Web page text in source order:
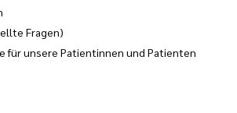
Fragen)
für unsere Patientinnen und Patienten